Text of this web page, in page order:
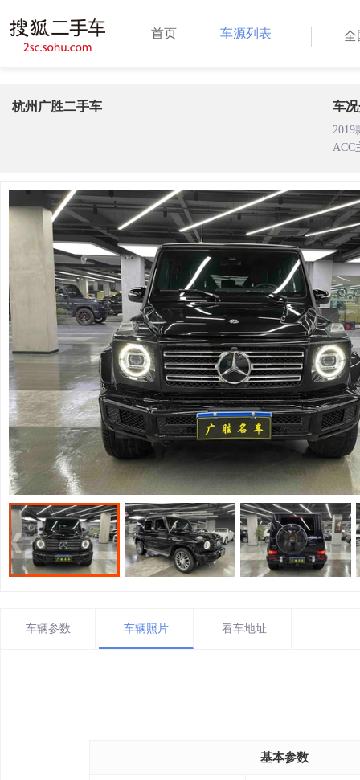
首页 车源列表 全
杭州广胜二手车 车
2019
ACC
@广
车辆参数 车辆照片 看车地址
基本参数